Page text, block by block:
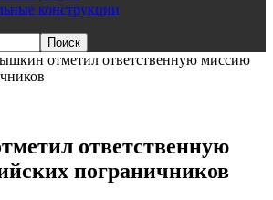
конструкции
отметил ответственную миссию
ответственную
пограничников